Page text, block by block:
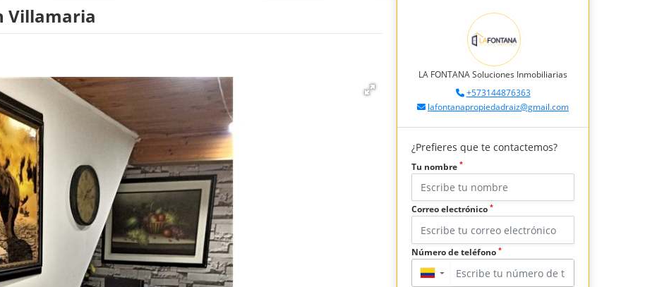
Villamaria
LA FONTANA Soluciones Inmobiliarias
+573144876363
lafontanapropiedadraiz@gmail.com
¿Prefieres que te contactemos?
Tu nombre *
Correo electrónico *
Número de teléfono *
▼